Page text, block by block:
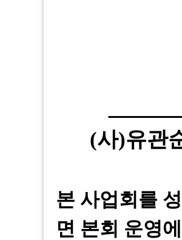
(사)유관
본 사업회를
면 본회 운영